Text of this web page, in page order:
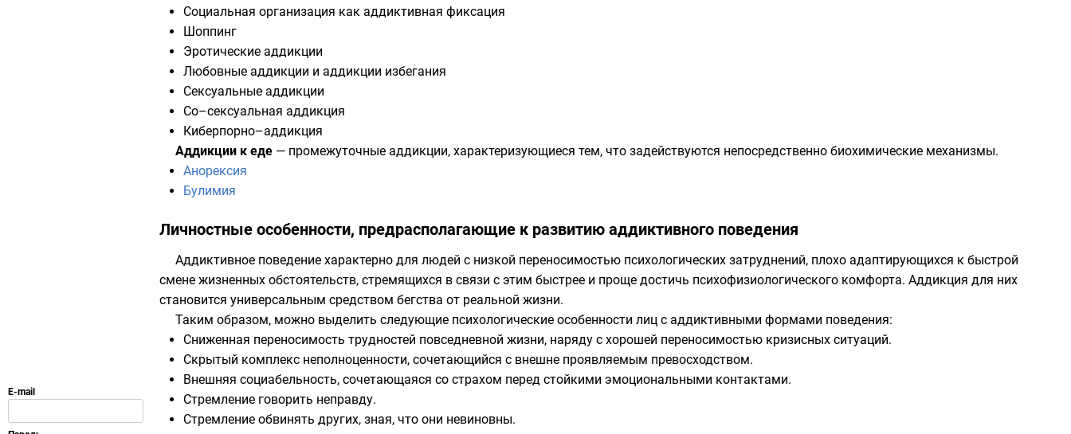
Социальная организация как аддиктивная фиксация
Шоппинг
Эротические аддикции
Любовные аддикции и аддикции избегания
Сексуальные аддикции
Со–сексуальная аддикция
Киберпорно–аддикция
Аддикции к еде — промежуточные аддикции, характеризующиеся тем, что задействуются непосредственно биохимические механизмы.
Анорексия
Булимия
Личностные особенности, предрасполагающие к развитию аддиктивного поведения
Аддиктивное поведение характерно для людей с низкой переносимостью психологических затруднений, плохо адаптирующихся к быстрой
смене жизненных обстоятельств, стремящихся в связи с этим быстрее и проще достичь психофизиологического комфорта. Аддикция для них
становится универсальным средством бегства от реальной жизни.
Таким образом, можно выделить следующие психологические особенности лиц с аддиктивными формами поведения:
Сниженная переносимость трудностей повседневной жизни, наряду с хорошей переносимостью кризисных ситуаций.
Скрытый комплекс неполноценности, сочетающийся с внешне проявляемым превосходством.
Внешняя социабельность, сочетающаяся со страхом перед стойкими эмоциональными контактами.
Стремление говорить неправду.
Стремление обвинять других, зная, что они невиновны.